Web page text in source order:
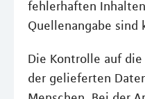
fehlerhaften
Quellenangabe sind
Die Kontrolle auf
der gelieferten